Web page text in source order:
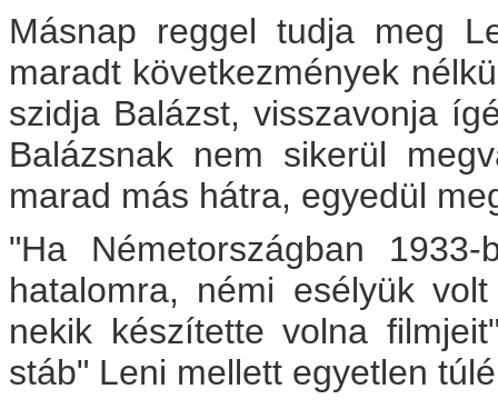
Másnap reggel tudja meg
maradt következmények
szidja Balázst, visszavonja
Balázsnak nem sikerül
marad más hátra, egyedül
"Ha Németországban
hatalomra, némi esélyük
nekik készítette volna
stáb" Leni mellett egyetlen